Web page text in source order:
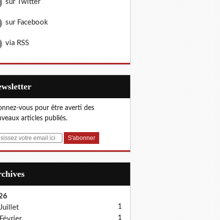
sur Twitter
sur Facebook
via RSS
vous pour être averti des
articles publiés.
Juillet
1
1